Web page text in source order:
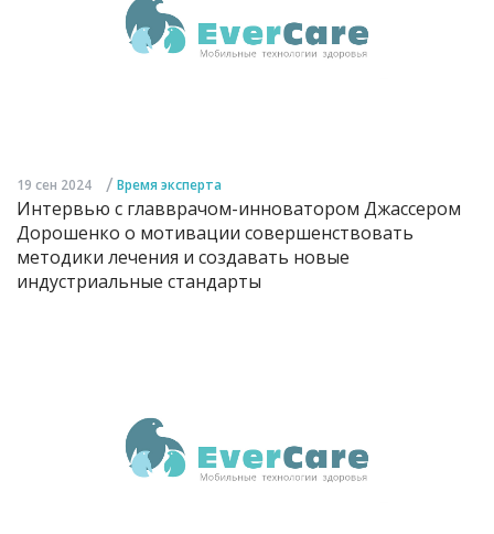
19 сен 2024 / Время эксперта
Интервью с главврачом-инноватором Джассером
Дорошенко о мотивации совершенствовать
методики лечения и создавать новые
индустриальные стандарты